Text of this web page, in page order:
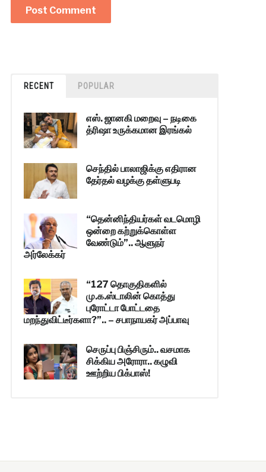
RECENT POPULAR
எஸ். ஜானகி மறைவு – நடிகை
த்ரிஷா உருக்கமான இரங்கல்
செந்தில் பாலாஜிக்கு எதிரான
தேர்தல் வழக்கு தள்ளுபடி
“தென்னிந்தியர்கள் வடமொழி
ஒன்றை கற்றுக்கொள்ள
வேண்டும்”.. ஆளுநர்
அர்லேக்கர்
“127 தொகுதிகளில்
மு.க.ஸ்டாலின் கொத்து
புரோட்டா போட்டதை
மறந்துவிட்டீர்களா?”.. – சபாநாயகர் அப்பாவு
செருப்பு பிஞ்சிரும்.. வசமாக
சிக்கிய அரோரா.. கழுவி
ஊற்றிய பிக்பாஸ்!